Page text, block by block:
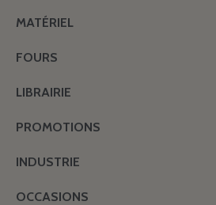
MATÉRIEL
FOURS
LIBRAIRIE
PROMOTIONS
INDUSTRIE
OCCASIONS